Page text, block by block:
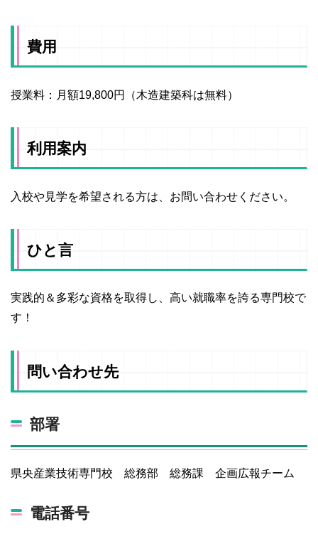
費用
授業料：月額19,800円（木造建築科は無料）
利用案内
入校や見学を希望される方は、お問い合わせください。
ひと言
実践的＆多彩な資格を取得し、高い就職率を誇る専門校で
す！
問い合わせ先
部署
県央産業技術専門校 総務部 総務課 企画広報チーム
電話番号